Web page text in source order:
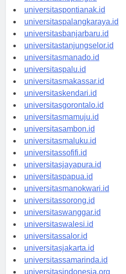
universitaskupang.id
universitaspontianak.id
universitaspalangkaraya.id
universitasbanjarbaru.id
universitastanjungselor.id
universitasmanado.id
universitaspalu.id
universitasmakassar.id
universitaskendari.id
universitasgorontalo.id
universitasmamuju.id
universitasambon.id
universitasmaluku.id
universitassofifi.id
universitasjayapura.id
universitaspapua.id
universitasmanokwari.id
universitassorong.id
universitaswanggar.id
universitaswalesi.id
universitassalor.id
universitasjakarta.id
universitassamarinda.id